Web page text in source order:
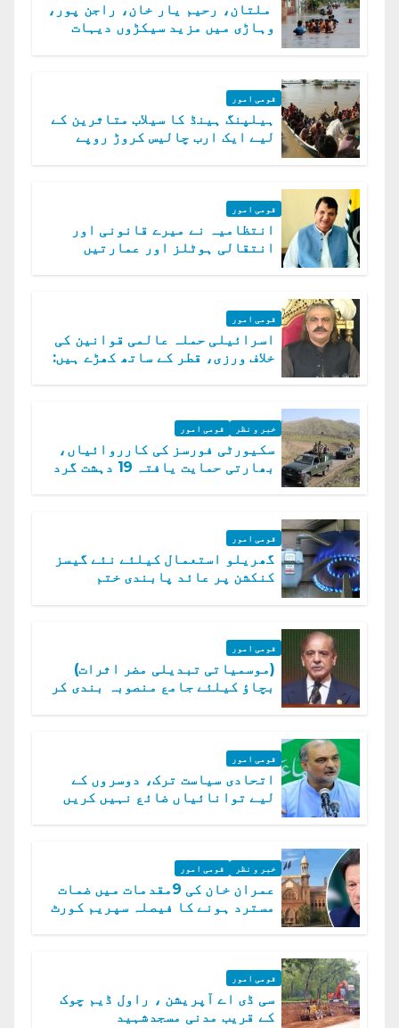
ملتان، رحیم یار خان، راجن پور،
وہاڑی میں مزید سیکڑوں دیہات
قومی امور
ہیلپنگ ہینڈ کا سیلاب متاثرین کے
لیے ایک ارب چالیس کروڑ روپے
قومی امور
انتظامیہ نے میرے قانونی اور
انتقالی ہوٹلز اور عمارتیں
قومی امور
اسرائیلی حملہ عالمی قوانین کی
خلاف ورزی، قطر کے ساتھ کھڑے ہیں:
خبر و نظر قومی امور
سکیورٹی فورسز کی کارروائیاں،
بھارتی حمایت یافتہ 19 دہشت گرد
قومی امور
گھریلو استعمال کیلئے نئے گیسز
کنکشن پر عائد پابندی ختم
قومی امور
(موسمیاتی تبدیلی مضر اثرات)
بچاؤ کیلئے جامع منصوبہ بندی کر
قومی امور
اتحادی سیاست ترک، دوسروں کے
لیے توانائیاں ضائع نہیں کریں
خبر و نظر قومی امور
عمران خان کی 9مقدمات میں ضمات
مسترد ہونے کا فیصلہ سپریم کورٹ
قومی امور
سی ڈی اے آپریشن ، راول ڈیم چوک
کے قریب مدنی مسجدشہید